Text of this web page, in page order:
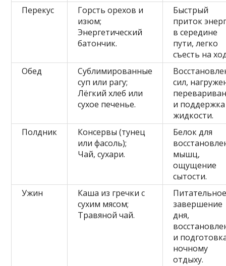
Перекус
Горсть орехов и
изюм;
Энергетический
батончик.
Быстрый
приток
в середине
пути, легко
съесть на
Обед
Сублимированные
суп или рагу;
Лёгкий хлеб или
сухое печенье.
сил,
и поддержка
жидкости.
Полдник
Консервы (тунец
или фасоль);
Чай, сухари.
Белок для
мышц,
ощущение
сытости.
Ужин
Каша из гречки с
сухим мясом;
Травяной чай.
завершение
дня,
и
ночному
отдыху.